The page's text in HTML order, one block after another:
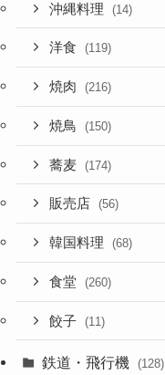
沖縄料理 (14)
洋食 (119)
焼肉 (216)
焼鳥 (150)
蕎麦 (174)
販売店 (56)
韓国料理 (68)
食堂 (260)
餃子 (11)
鉄道・飛行機 (128)